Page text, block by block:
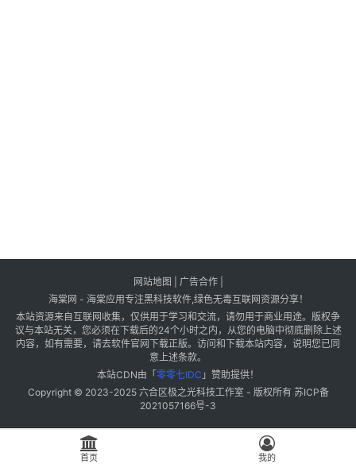
网站地图 广告合作|
海棠网 - 海棠应用专注黑科技软件,绿色无毒互联网资源分享！
本站资源来自互联网收集，仅供用于学习和交流，请勿用于商业用途。版权争
议与本站无关，您必须在下载后的24个小时之内，从您的电脑中彻底删除上述
内容，如有需要，请去软件官网下载正版。访问和下载本站内容，说明您已同
意上述条款。
本站CDN由「 零零七IDC 」赞助提供！
Copyright © 2023-2025 六合区极之光科技工作室 - 版权所有 苏ICP备
2021057166号-3
首页 我的